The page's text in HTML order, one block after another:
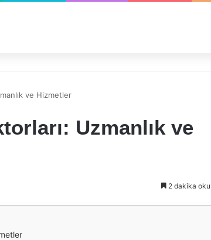
ve Hizmetler
Uzmanlık ve
2 dakika